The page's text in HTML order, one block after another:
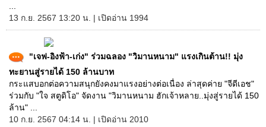
13 ก.ย. 2567 13:20 น. | เปิดอ่าน 1994
"เจฟ-อิงฟ้า-เก่ง" ร่วมฉลอง "วิมานหนาม" แรงเกินต้าน!! มุ่ง
ทะยานสู่รายได้ 150 ล้านบาท
กระแสบอกต่อความสนุกยังคงมาแรงอย่างต่อเนื่อง ล่าสุดค่าย "จีดีเอช"
ร่วมกับ "ใจ สตูดิโอ" จัดงาน "วิมานหนาม ฮักเจ้าหลาย..มุ่งสู่รายได้ 150
ล้าน" ...
10 ก.ย. 2567 04:14 น. | เปิดอ่าน 2010